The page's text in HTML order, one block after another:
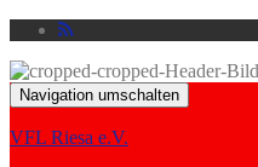
Navigation umschalten
VFL Riesa e.V.